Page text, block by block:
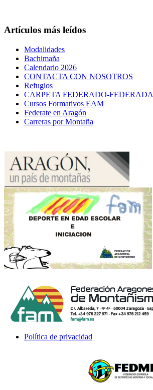
Artículos más leídos
Modalidades
Bachimaña
Calendario 2026
CONTACTA CON NOSOTROS
Refugios
CARPETA FEDERADO-FEDERADA
Cursos Formativos EAM
Federate en Aragón
Carreras por Montaña
Política de privacidad